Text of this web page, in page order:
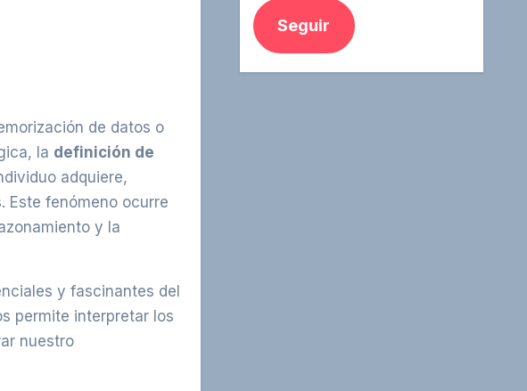
de datos o
la definición de
adquiere,
Este fenómeno ocurre
y la
y fascinantes del
permite interpretar los
nuestro
Seguir